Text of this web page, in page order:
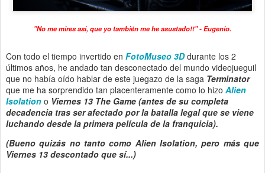
"No me mires así, que yo también me he asustado!!" - Eugenio.
Con todo el tiempo invertido en FotoMuseo 3Ddurante los 2
últimos años, he andado tan desconectado del mundo videojueguil
que no había oído hablar de este juegazo de la saga Terminator
que me ha sorprendido tan placenteramente como lo hizo Alien
Isolation o Viernes 13 The Game (antes de su completa
decadencia tras ser afectado por la batalla legal que se viene
luchando desde la primera película de la franquicia).
(Bueno quizás no tanto como Alien Isolation, pero más que
Viernes 13 descontado que sí...)